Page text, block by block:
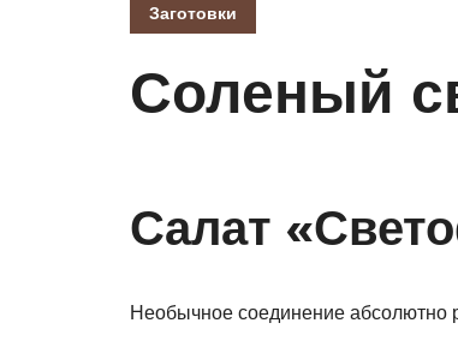
Заготовки
Соленый
Салат
Необычное соединение абсолютно